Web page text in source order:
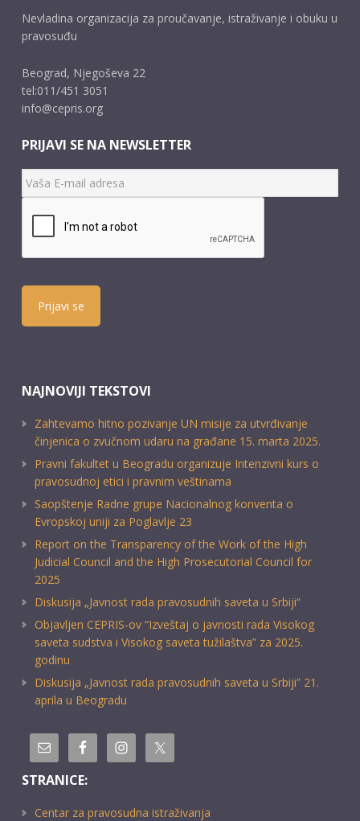
Nevladina organizacija za proučavanje, istraživanje i obuku u
pravosuđu
Beograd, Njegoševa 22
tel:011/451 3051
info@cepris.org
PRIJAVI SE NA NEWSLETTER
Prijavi se
NAJNOVIJI TEKSTOVI
Zahtevamo hitno pozivanje UN misije za utvrđivanje
činjenica o zvučnom udaru na građane 15. marta 2025.
Pravni fakultet u Beogradu organizuje Intenzivni kurs o
pravosudnoj etici i pravnim veštinama
Saopštenje Radne grupe Nacionalnog konventa o
Evropskoj uniji za Poglavlje 23
Report on the Transparency of the Work of the High
Judicial Council and the High Prosecutorial Council for
2025
Diskusija „Javnost rada pravosudnih saveta u Srbiji“
Objavljen CEPRIS-ov “Izveštaj o javnosti rada Visokog
saveta sudstva i Visokog saveta tužilaštva” za 2025.
godinu
Diskusija „Javnost rada pravosudnih saveta u Srbiji” 21.
aprila u Beogradu
STRANICE:
Centar za pravosudna istraživanja